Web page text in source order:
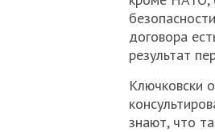
договора
результат
Ключковски
знают, что